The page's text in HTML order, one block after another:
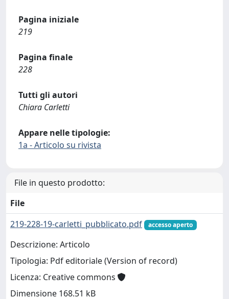
Pagina iniziale
219
Pagina finale
228
Tutti gli autori
Chiara Carletti
Appare nelle tipologie:
1a - Articolo su rivista
File in questo prodotto:
File
219-228-19-carletti_pubblicato.pdf
accesso aperto
Descrizione: Articolo
Tipologia: Pdf editoriale (Version of record)
Licenza: Creative commons
Dimensione 168.51 kB